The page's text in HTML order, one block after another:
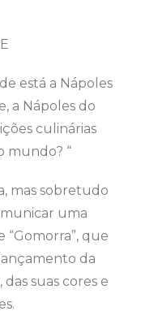
está a Nápoles
a Nápoles do
culinárias
mundo? “
mas sobretudo
uma
que
da
suas cores e